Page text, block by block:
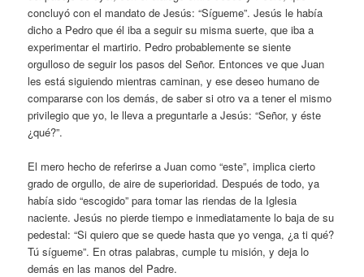
concluyó con el mandato de Jesús: “Sígueme”. Jesús le había
dicho a Pedro que él iba a seguir su misma suerte, que iba a
experimentar el martirio. Pedro probablemente se siente
orgulloso de seguir los pasos del Señor. Entonces ve que Juan
les está siguiendo mientras caminan, y ese deseo humano de
compararse con los demás, de saber si otro va a tener el mismo
privilegio que yo, le lleva a preguntarle a Jesús: “Señor, y éste
¿qué?”.
El mero hecho de referirse a Juan como “este”, implica cierto
grado de orgullo, de aire de superioridad. Después de todo, ya
había sido “escogido” para tomar las riendas de la Iglesia
naciente. Jesús no pierde tiempo e inmediatamente lo baja de su
pedestal: “Si quiero que se quede hasta que yo venga, ¿a ti qué?
Tú sígueme”. En otras palabras, cumple tu misión, y deja lo
demás en las manos del Padre.